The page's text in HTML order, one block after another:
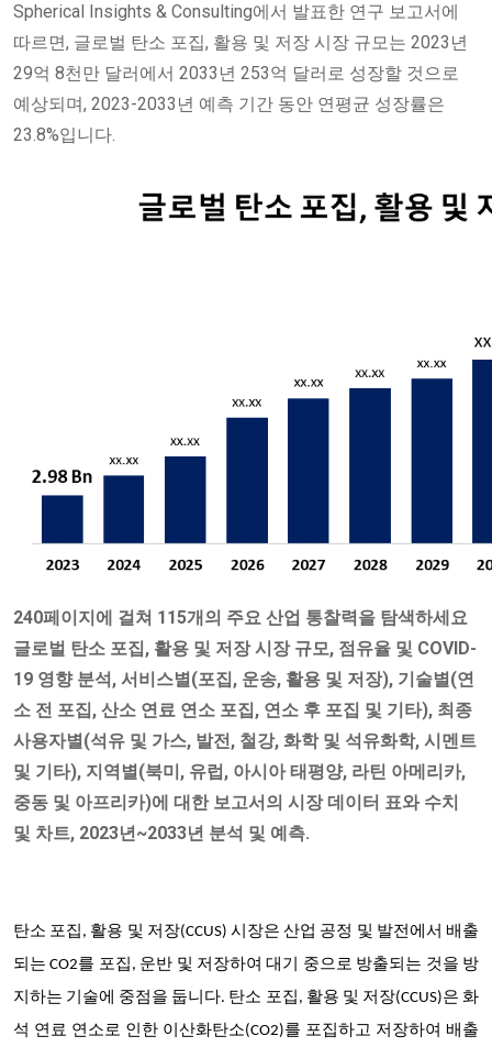
Spherical Insights & Consulting에서 발표한 연구 보고서에
따르면, 글로벌 탄소 포집, 활용 및 저장 시장 규모는 2023년
29억 8천만 달러에서 2033년 253억 달러로 성장할 것으로
예상되며, 2023-2033년 예측 기간 동안 연평균 성장률은
23.8%입니다.
240페이지에 걸쳐 115개의 주요 산업 통찰력을 탐색하세요
글로벌 탄소 포집, 활용 및 저장 시장 규모, 점유율 및 COVID-
19 영향 분석, 서비스별(포집, 운송, 활용 및 저장), 기술별(연
소 전 포집, 산소 연료 연소 포집, 연소 후 포집 및 기타), 최종
사용자별(석유 및 가스, 발전, 철강, 화학 및 석유화학, 시멘트
및 기타), 지역별(북미, 유럽, 아시아 태평양, 라틴 아메리카,
중동 및 아프리카)에 대한 보고서의 시장 데이터 표와 수치
및 차트, 2023년~2033년 분석 및 예측.
탄소 포집, 활용 및 저장(CCUS) 시장은 산업 공정 및 발전에서 배출
되는 CO2를 포집, 운반 및 저장하여 대기 중으로 방출되는 것을 방
지하는 기술에 중점을 둡니다. 탄소 포집, 활용 및 저장(CCUS)은 화
석 연료 연소로 인한 이산화탄소(CO2)를 포집하고 저장하여 배출